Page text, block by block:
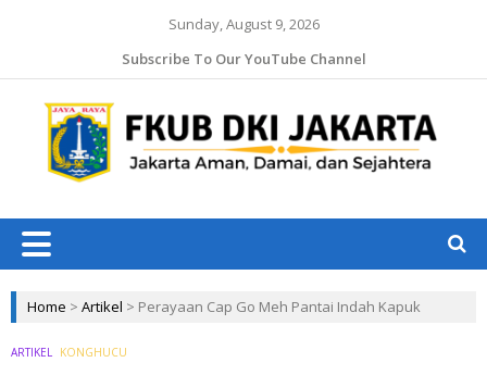
Sunday, August 9, 2026
Subscribe To Our YouTube Channel
Home > Artikel > Perayaan Cap Go Meh Pantai Indah Kapuk
ARTIKEL KONGHUCU